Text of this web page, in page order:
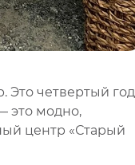
Это четвертый год
это модно,
центр «Старый